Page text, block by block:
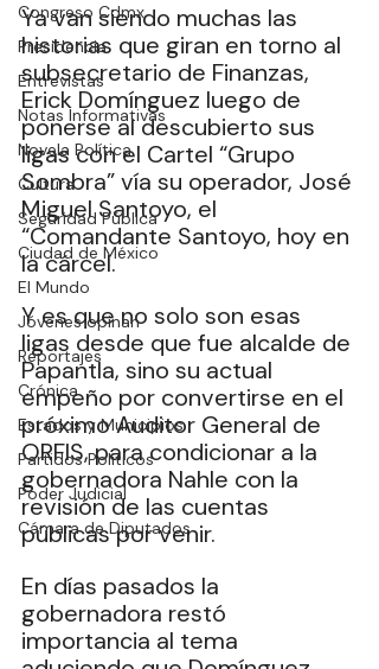
Congreso Cdmx
Presidencia
Entrevistas
Notas Informativas
Novela Política
Cultura
Seguridad Pública
Ciudad de México
El Mundo
Jóvenes opinan
Reportajes
Crónica
Estados y Municipios
Partidos Políticos
Poder Judicial
Cámara de Diputados
Ya van siendo muchas las
historias que giran en torno al
subsecretario de Finanzas,
Erick Domínguez luego de
ponerse al descubierto sus
ligas con el Cartel “Grupo
Sombra” vía su operador, José
Miguel Santoyo, el
“Comandante Santoyo, hoy en
la cárcel.
Y es que no solo son esas
ligas desde que fue alcalde de
Papantla, sino su actual
empeño por convertirse en el
próximo Auditor General de
ORFIS, para condicionar a la
gobernadora Nahle con la
revisión de las cuentas
públicas por venir.
En días pasados la
gobernadora restó
importancia al tema